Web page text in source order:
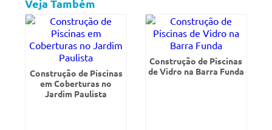
Veja Também
Construção de Piscinas
em Coberturas no
Jardim Paulista
Construção de Piscinas
de Vidro na Barra Funda